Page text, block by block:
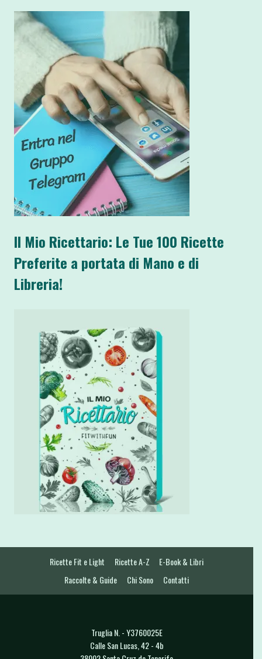
Il Mio Ricettario: Le Tue 100 Ricette
Preferite a portata di Mano e di
Libreria!
Ricette Fit e Light Ricette A-Z
E-Book & Libri
Raccolte & Guide
Chi Sono Contatti
Truglia N. - Y3760025E
Calle San Lucas, 42 - 4b